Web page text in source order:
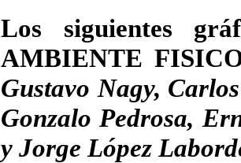
Los siguientes
AMBIENTE
Gustavo Nagy,
Gonzalo Pedrosa,
y Jorge López